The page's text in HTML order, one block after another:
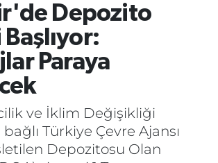
Depozito
Paraya
ve İklim Değişikliği
bağlı Türkiye Çevre Ajansı
Depozitosu Olan